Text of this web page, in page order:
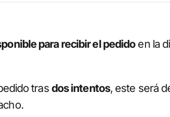
para recibir el pedidoen la
trasdos intentos, este será